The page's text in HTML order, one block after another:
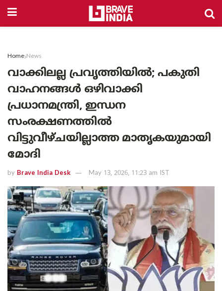
Home News
വാക്കിലല്ല പ്രവൃത്തിയിൽ; പകുതി
വാഹനങ്ങൾ ഒഴിവാക്കി
പ്രധാനമന്ത്രി, ഇന്ധന
സംരക്ഷണത്തിൽ
വിട്ടുവീഴ്ചയില്ലാത്ത മാതൃകയുമായി
മോദി
by Brave India Desk May 13, 2026, 11:23 am IST